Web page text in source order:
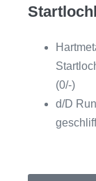
(0/-)
d/D